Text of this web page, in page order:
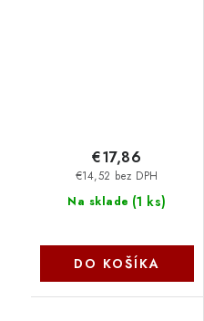
Na sklade (1 ks)
€14,52 bez DPH
€17,86
DO KOŠÍKA